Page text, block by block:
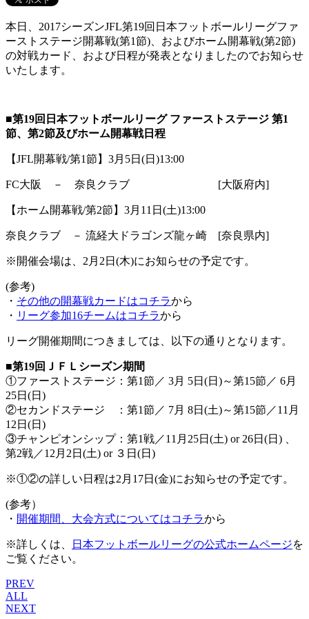
本日、2017シーズンJFL第19回日本フットボールリーグファ
ーストステージ開幕戦(第1節)、およびホーム開幕戦(第2節)
の対戦カード、および日程が発表となりましたのでお知らせ
いたします。
■第19回日本フットボールリーグ ファーストステージ 第1
節、第2節及びホーム開幕戦日程
【JFL開幕戦/第1節】3月5日(日)13:00
FC大阪 － 奈良クラブ [大阪府内]
【ホーム開幕戦/第2節】3月11日(土)13:00
奈良クラブ － 流経大ドラゴンズ龍ヶ崎 [奈良県内]
※開催会場は、2月2日(木)にお知らせの予定です。
(参考)
・ その他の開幕戦カードはコチラから
・ リーグ参加16チームはコチラから
リーグ開催期間につきましては、以下の通りとなります。
■第19回ＪＦＬシーズン期間
①ファーストステージ：第1節／ 3月 5日(日)～第15節／ 6月
25日(日)
②セカンドステージ ：第1節／ 7月 8日(土)～第15節／11月
12日(日)
③チャンピオンシップ：第1戦／11月25日(土) or 26日(日) 、
第2戦／12月2日(土) or ３日(日)
※①②の詳しい日程は2月17日(金)にお知らせの予定です。
(参考）
・ 開催期間、大会方式についてはコチラから
※詳しくは、 日本フットボールリーグの公式ホームページを
ご覧ください。
PREV
ALL
NEXT